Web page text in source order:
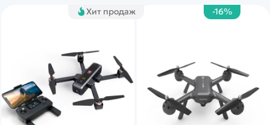
управлением движениями
Хит продаж -16%